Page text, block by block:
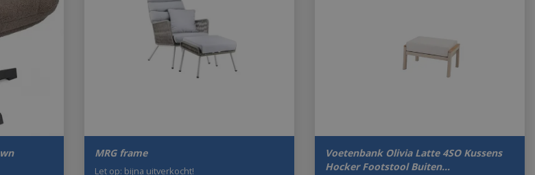
MRG frame
Let op: bijna uitverkocht!
Voetenbank Olivia Latte 4SO Kussens
Hocker Footstool Buiten…